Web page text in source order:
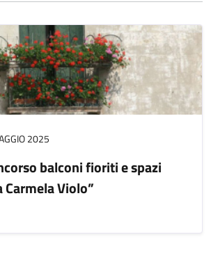
2025
balconi fioriti e spazi
Violo”